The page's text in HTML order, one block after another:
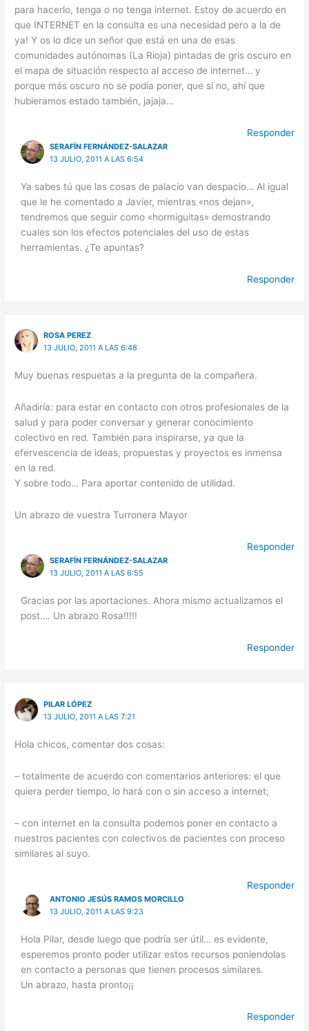
para hacerlo, tenga o no tenga internet. Estoy de acuerdo en
que INTERNET en la consulta es una necesidad pero a la de
ya! Y os lo dice un señor que está en una de esas
comunidades autónomas (La Rioja) pintadas de gris oscuro en
el mapa de situación respecto al acceso de internet… y
porque más oscuro no se podía poner, que si no, ahí que
hubieramos estado también, jajaja…
Responder
SERAFÍN FERNÁNDEZ-SALAZAR
13 JULIO, 2011 A LAS 6:54
Ya sabes tú que las cosas de palacio van despacio… Al igual
que le he comentado a Javier, mientras «nos dejan»,
tendremos que seguir como «hormiguitas» demostrando
cuales son los efectos potenciales del uso de estas
herramientas. ¿Te apuntas?
Responder
ROSA PEREZ
13 JULIO, 2011 A LAS 6:48
Muy buenas respuetas a la pregunta de la compañera.
Añadiría: para estar en contacto con otros profesionales de la
salud y para poder conversar y generar conocimiento
colectivo en red. También para inspirarse, ya que la
efervescencia de ideas, propuestas y proyectos es inmensa
en la red.
Y sobre todo… Para aportar contenido de utilidad.
Un abrazo de vuestra Turronera Mayor
Responder
SERAFÍN FERNÁNDEZ-SALAZAR
13 JULIO, 2011 A LAS 6:55
Gracias por las aportaciones. Ahora mismo actualizamos el
post…. Un abrazo Rosa!!!!!
Responder
PILAR LÓPEZ
13 JULIO, 2011 A LAS 7:21
Hola chicos, comentar dos cosas:
– totalmente de acuerdo con comentarios anteriores: el que
quiera perder tiempo, lo hará con o sin acceso a internet;
– con internet en la consulta podemos poner en contacto a
nuestros pacientes con colectivos de pacientes con proceso
similares al suyo.
Responder
ANTONIO JESÚS RAMOS MORCILLO
13 JULIO, 2011 A LAS 9:23
Hola Pilar, desde luego que podría ser útil… es evidente,
esperemos pronto poder utilizar estos recursos poniendolas
en contacto a personas que tienen procesos similares.
Un abrazo, hasta pronto¡¡
Responder